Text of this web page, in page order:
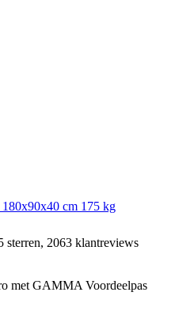
180x90x40 cm 175 kg
sterren, 2063 klantreviews
met GAMMA Voordeelpas